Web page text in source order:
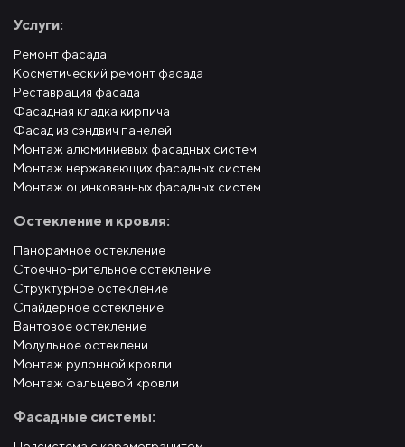
Услуги:
Ремонт фасада
Косметический ремонт фасада
Реставрация фасада
Фасадная кладка кирпича
Фасад из сэндвич панелей
Монтаж алюминиевых фасадных систем
Монтаж нержавеющих фасадных систем
Монтаж оцинкованных фасадных систем
Остекление и кровля:
Панорамное остекление
Стоечно-ригельное остекление
Структурное остекление
Спайдерное остекление
Вантовое остекление
Модульное остеклени
Монтаж рулонной кровли
Монтаж фальцевой кровли
Фасадные системы: